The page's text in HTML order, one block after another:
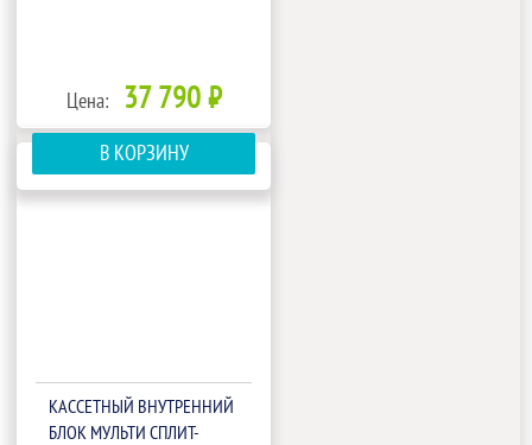
Цена: 37 790 ₽
В КОРЗИНУ
КАССЕТНЫЙ ВНУТРЕННИЙ
БЛОК МУЛЬТИ СПЛИТ-